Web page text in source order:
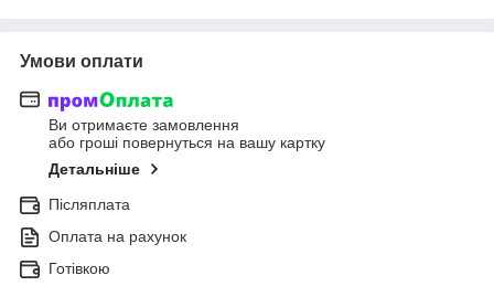
Умови оплати
Ви отримаєте замовлення
або гроші повернуться на вашу картку
Детальніше
Післяплата
Оплата на рахунок
Готівкою